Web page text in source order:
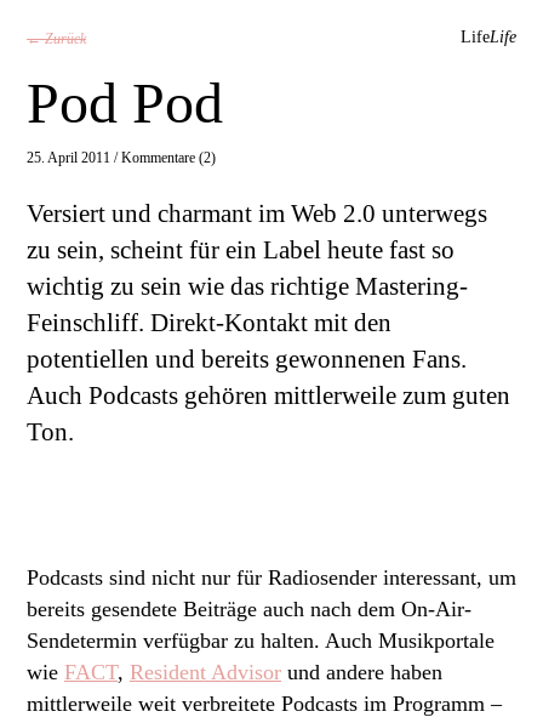
← Zurück LifeLife
Pod Pod
25. April 2011 /Kommentare (2)
Versiert und charmant im Web 2.0 unterwegs
zu sein, scheint für ein Label heute fast so
wichtig zu sein wie das richtige Mastering-
Feinschliff. Direkt-Kontakt mit den
potentiellen und bereits gewonnenen Fans.
Auch Podcasts gehören mittlerweile zum guten
Ton.
Podcasts sind nicht nur für Radiosender interessant, um
bereits gesendete Beiträge auch nach dem On-Air-
Sendetermin verfügbar zu halten. Auch Musikportale
wie FACT, Resident Advisor und andere haben
mittlerweile weit verbreitete Podcasts im Programm –